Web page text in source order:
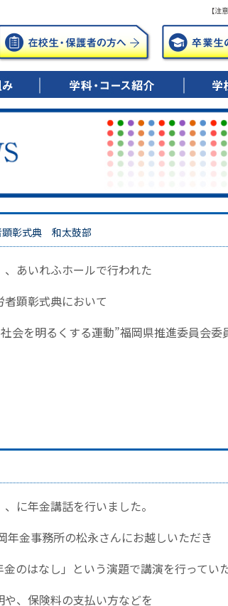
【注
に ▶ 興志館コースとは
・特進シリウス
・特進ドリーム
・進学
・進路実績
▶ キャリアデザインコースとは
・総合進学
・ITビジネス
・調理・保育
・公務員
・進路実績
▶ 看護科・看護専攻科とは
・5年一貫教育
・進路実績 ▶ 学校
▶ 部活
顕彰式典 和太鼓部
、あいれふホールで行われた
顕彰式典において
会を明るくする運動”福岡県推進委員会委
に年金講話を行いました。
年金事務所の松永さんにお越しいただき
金のはなし」という演題で講演を行ってい
、保険料の支払い方などを